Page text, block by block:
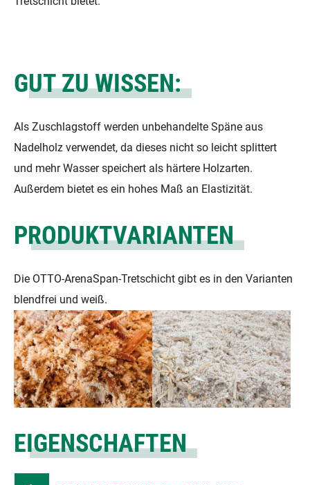
GUT ZU WISSEN:
Als Zuschlagstoff werden unbehandelte Späne aus
Nadelholz verwendet, da dieses nicht so leicht splittert
und mehr Wasser speichert als härtere Holzarten.
Außerdem bietet es ein hohes Maß an Elastizität.
PRODUKTVARIANTEN
Die OTTO-ArenaSpan-Tretschicht gibt es in den Varianten
blendfrei und weiß.
EIGENSCHAFTEN